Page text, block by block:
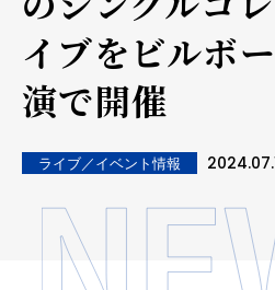
イブをビルボ
演で開催
ライブ／イベント情報